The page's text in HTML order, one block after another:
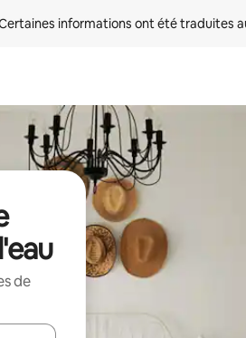
informations ont été traduites
de